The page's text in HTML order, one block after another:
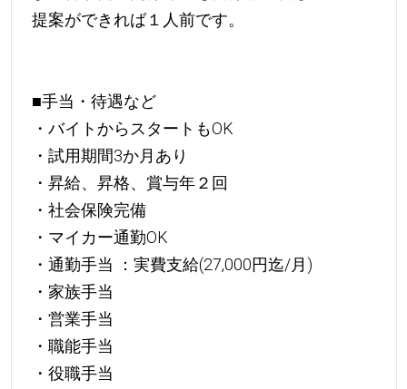
提案ができれば１人前です。
■手当・待遇など
・バイトからスタートもOK
・試用期間3か月あり
・昇給、昇格、賞与年２回
・社会保険完備
・マイカー通勤OK
・通勤手当 ：実費支給(27,000円迄/月)
・家族手当
・営業手当
・職能手当
・役職手当